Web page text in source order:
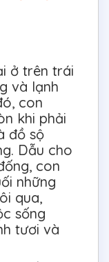
ở trên trái
và lạnh
con
khi phải
đồ sộ
Dẫu cho
con
những
qua,
sống
tươi và